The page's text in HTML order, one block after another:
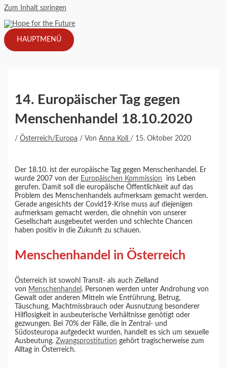
Zum Inhalt springen
HAUPTMENÜ
14. Europäischer Tag gegen
Menschenhandel 18.10.2020
/Österreich/Europa / VonAnna Koll / 15. Oktober 2020
Der 18.10. ist der europäische Tag gegen Menschenhandel. Er
wurde 2007 von der Europäischen Kommission ins Leben
gerufen. Damit soll die europäische Öffentlichkeit auf das
Problem des Menschenhandels aufmerksam gemacht werden.
Gerade angesichts der Covid19-Krise muss auf diejenigen
aufmerksam gemacht werden, die ohnehin von unserer
Gesellschaft ausgebeutet werden und schlechte Chancen
haben positiv in die Zukunft zu schauen.
Menschenhandel in Österreich
Österreich ist sowohl Transit- als auch Zielland
von Menschenhandel . Personen werden unter Androhung von
Gewalt oder anderen Mitteln wie Entführung, Betrug,
Täuschung, Machtmissbrauch oder Ausnutzung besonderer
Hilflosigkeit in ausbeuterische Verhältnisse genötigt oder
gezwungen. Bei 70% der Fälle, die in Zentral- und
Südosteuropa aufgedeckt wurden, handelt es sich um sexuelle
Ausbeutung.Zwangsprostitution gehört tragischerweise zum
Alltag in Österreich.